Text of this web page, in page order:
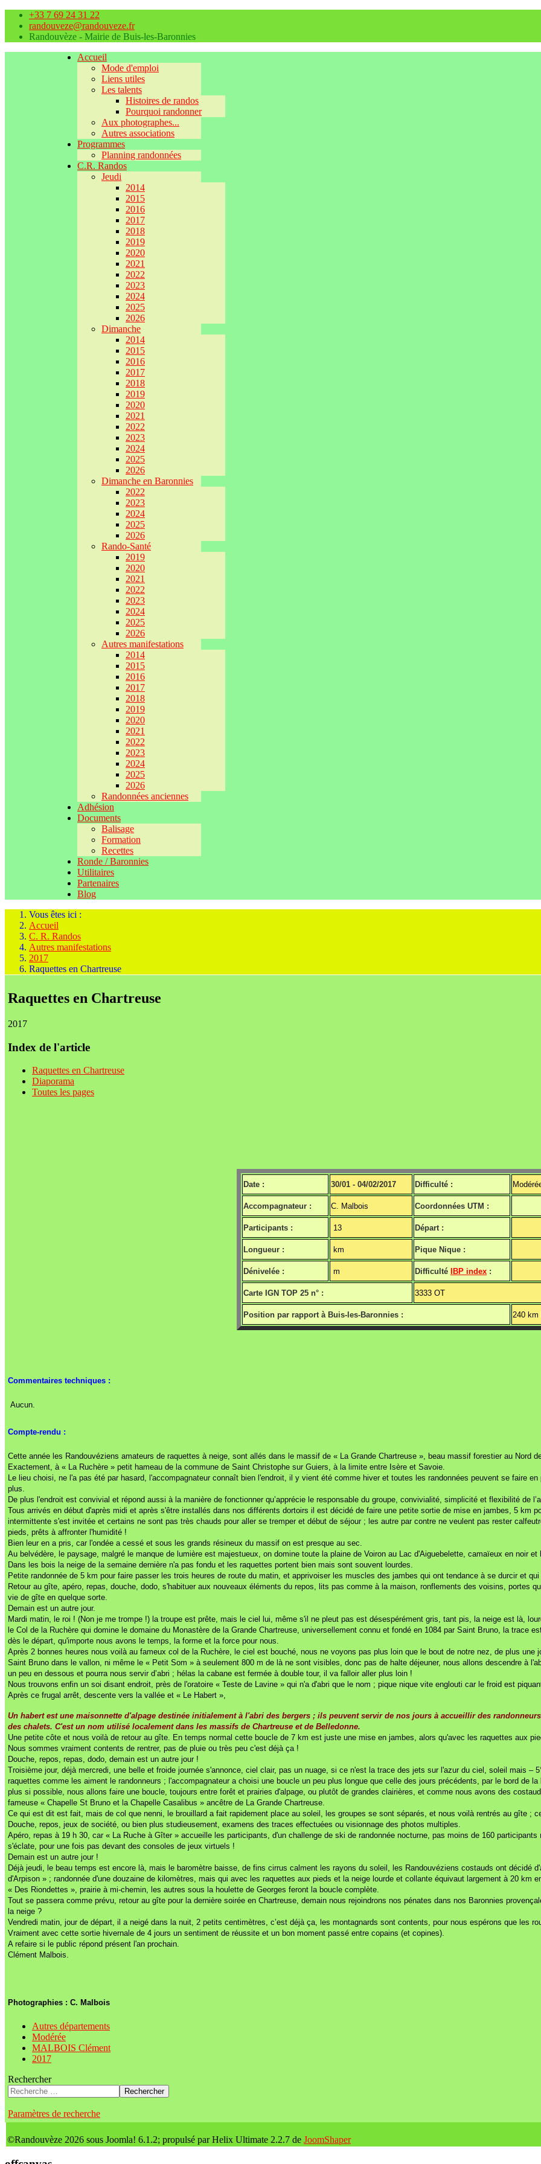
+33 7 69 24 31 22
randouveze@randouveze.fr
Randouvèze - Mairie de Buis-les-Baronnies
Accueil
Mode d'emploi
Liens utiles
Les talents
Histoires de randos
Pourquoi randonner
Aux photographes...
Autres associations
Programmes
Planning randonnées
C.R. Randos
Jeudi
2014
2015
2016
2017
2018
2019
2020
2021
2022
2023
2024
2025
2026
Dimanche
2014
2015
2016
2017
2018
2019
2020
2021
2022
2023
2024
2025
2026
Dimanche en Baronnies
2022
2023
2024
2025
2026
Rando-Santé
2019
2020
2021
2022
2023
2024
2025
2026
Autres manifestations
2014
2015
2016
2017
2018
2019
2020
2021
2022
2023
2024
2025
2026
Randonnées anciennes
Adhésion
Documents
Balisage
Formation
Recettes
Ronde / Baronnies
Utilitaires
Partenaires
Blog
Vous êtes ici :
Accueil
C. R. Randos
Autres manifestations
2017
Raquettes en Chartreuse
Raquettes en Chartreuse
2017
Index de l'article
Raquettes en Chartreuse
Diaporama
Toutes les pages
Date : 30/01 - 04/02/2017 Difficulté :
Accompagnateur : C. Malbois Coordonnées UTM :
Participants : 13 Départ :
Longueur : km Pique Nique :
Dénivelée : m Difficulté IBP index :
Carte IGN TOP 25 n° : 3333 OT
Position par rapport à Buis-les-Baronnies : 240 km
Commentaires techniques :
Aucun.
Compte-rendu :
Cette année les Randouvéziens amateurs de raquettes à neige, sont allés dans le massif de « La Grande Chartreuse », beau massif forestier au Nord
Exactement, à « La Ruchère » petit hameau de la commune de Saint Christophe sur Guiers, à la limite entre Isère et Savoie.
Le lieu choisi, ne l'a pas été par hasard, l'accompagnateur connaît bien l'endroit, il y vient été comme hiver et toutes les randonnées peuvent se faire
plus.
De plus l'endroit est convivial et répond aussi à la manière de fonctionner qu’apprécie le responsable du groupe, convivialité, simplicité et flexibilité de
Tous arrivés en début d'après midi et après s'être installés dans nos différents dortoirs il est décidé de faire une petite sortie de mise en jambes, 5 km
intermittente s'est invitée et certains ne sont pas très chauds pour aller se tremper et début de séjour ; les autre par contre ne veulent pas rester
pieds, prêts à affronter l'humidité !
Bien leur en a pris, car l'ondée a cessé et sous les grands résineux du massif on est presque au sec.
Au belvédère, le paysage, malgré le manque de lumière est majestueux, on domine toute la plaine de Voiron au Lac d'Aiguebelette, camaïeux en noir et
Dans les bois la neige de la semaine dernière n'a pas fondu et les raquettes portent bien mais sont souvent lourdes.
Petite randonnée de 5 km pour faire passer les trois heures de route du matin, et apprivoiser les muscles des jambes qui ont tendance à se durcir et
Retour au gîte, apéro, repas, douche, dodo, s'habituer aux nouveaux éléments du repos, lits pas comme à la maison, ronflements des voisins, portes
vie de gîte en quelque sorte.
Demain est un autre jour.
Mardi matin, le roi ! (Non je me trompe !) la troupe est prête, mais le ciel lui, même s'il ne pleut pas est désespérément gris, tant pis, la neige est là,
le Col de la Ruchère qui domine le domaine du Monastère de la Grande Chartreuse, universellement connu et fondé en 1084 par Saint Bruno, la trace
dès le départ, qu'importe nous avons le temps, la forme et la force pour nous.
Après 2 bonnes heures nous voilà au fameux col de la Ruchère, le ciel est bouché, nous ne voyons pas plus loin que le bout de notre nez, de plus
Saint Bruno dans le vallon, ni même le « Petit Som » à seulement 800 m de là ne sont visibles, donc pas de halte déjeuner, nous allons descendre à
un peu en dessous et pourra nous servir d’abri ; hélas la cabane est fermée à double tour, il va falloir aller plus loin !
Nous trouvons enfin un soi disant endroit, près de l'oratoire « Teste de Lavine » qui n'a d'abri que le nom ; pique nique vite englouti car le froid est
Après ce frugal arrêt, descente vers la vallée et « Le Habert »,
Un habert est une maisonnette d'alpage destinée initialement à l'abri des bergers ; ils peuvent servir de nos jours à accueillir des
des chalets. C'est un nom utilisé localement dans les massifs de Chartreuse et de Belledonne.
Une petite côte et nous voilà de retour au gîte. En temps normal cette boucle de 7 km est juste une mise en jambes, alors qu'avec les raquettes aux
Nous sommes vraiment contents de rentrer, pas de pluie ou très peu c'est déjà ça !
Douche, repos, repas, dodo, demain est un autre jour !
Troisième jour, déjà mercredi, une belle et froide journée s'annonce, ciel clair, pas un nuage, si ce n'est la trace des jets sur l'azur du ciel, soleil mais –
raquettes comme les aiment le randonneurs ; l'accompagnateur a choisi une boucle un peu plus longue que celle des jours précédents, par le bord de
plus si possible, nous allons faire une boucle, toujours entre forêt et prairies d'alpage, ou plutôt de grandes clairières, et comme nous avons des
fameuse « Chapelle St Bruno et la Chapelle Casalibus » ancêtre de La Grande Chartreuse.
Ce qui est dit est fait, mais de col que nenni, le brouillard a fait rapidement place au soleil, les groupes se sont séparés, et nous voilà rentrés au gîte ;
Douche, repos, jeux de société, ou bien plus studieusement, examens des traces effectuées ou visionnage des photos multiples.
Apéro, repas à 19 h 30, car « La Ruche à Gîter » accueille les participants, d'un challenge de ski de randonnée nocturne, pas moins de 160
s'éclate, pour une fois pas devant des consoles de jeux virtuels !
Demain est un autre jour !
Déjà jeudi, le beau temps est encore là, mais le baromètre baisse, de fins cirrus calment les rayons du soleil, les Randouvéziens costauds ont décidé
d'Arpison » ; randonnée d'une douzaine de kilomètres, mais qui avec les raquettes aux pieds et la neige lourde et collante équivaut largement à 20 km
« Des Riondettes », prairie à mi-chemin, les autres sous la houlette de Georges feront la boucle complète.
Tout se passera comme prévu, retour au gîte pour la dernière soirée en Chartreuse, demain nous rejoindrons nos pénates dans nos Baronnies
la neige ?
Vendredi matin, jour de départ, il a neigé dans la nuit, 2 petits centimètres, c’est déjà ça, les montagnards sont contents, pour nous espérons que les
Vraiment avec cette sortie hivernale de 4 jours un sentiment de réussite et un bon moment passé entre copains (et copines).
A refaire si le public répond présent l'an prochain.
Clément Malbois.
Photographies : C. Malbois
Autres départements
Modérée
MALBOIS Clément
2017
Rechercher
Rechercher
Paramètres de recherche
©Randouvèze 2026 sous Joomla! 6.1.2; propulsé par Helix Ultimate 2.2.7 de JoomShaper